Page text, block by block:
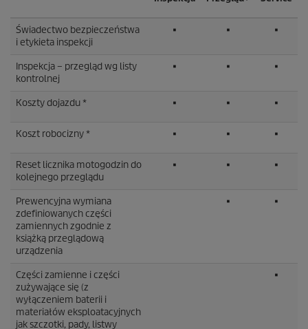
Świadectwo bezpieczeństwa
i etykieta inspekcji
■ ■ ■
Inspekcja – przegląd wg listy
kontrolnej
■ ■ ■
Koszty dojazdu * ■ ■ ■
Koszt robocizny * ■ ■ ■
Reset licznika motogodzin do
kolejnego przeglądu
■ ■ ■
Prewencyjna wymiana
zdefiniowanych części
zamiennych zgodnie z
książką przeglądową
urządzenia
■ ■
Części zamienne i części
zużywające się (z
wyłączeniem baterii i
materiałów eksploatacyjnych
jak szczotki, pady, listwy
■